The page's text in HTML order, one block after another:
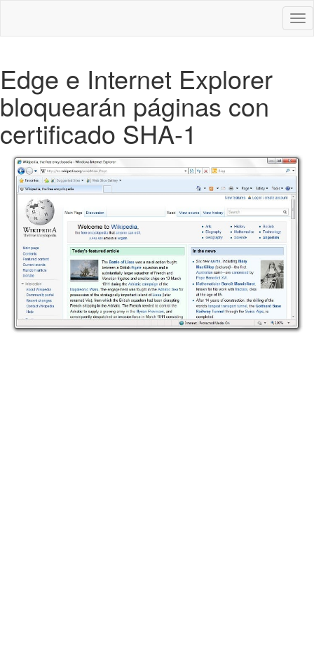
Edge e Internet Explorer
bloquearán páginas con
certificado SHA-1